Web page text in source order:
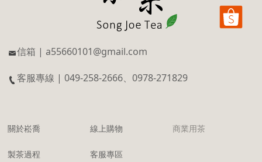
信箱 | a55660101@gmail.com
客服專線 | 049-258-2666、0978-271829
關於崧喬 線上購物 商業用茶
製茶過程 客服專區